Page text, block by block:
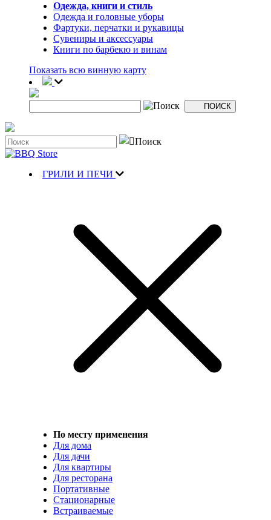
Одежда, книги и стиль
Одежда и головные уборы
Фартуки, перчатки и рукавицы
Сувениры и аксессуары
Книги по барбекю и винам
Показать всю винную карту
ГРИЛИ И ПЕЧИ
По месту применения
Для дома
Для дачи
Для квартиры
Для ресторана
Портативные
Стационарные
Встраиваемые